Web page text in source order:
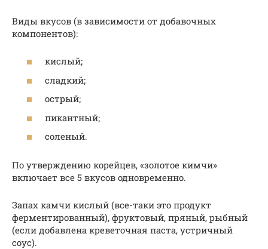
Виды вкусов (в зависимости от добавочных
компонентов):
кислый;
сладкий;
острый;
пикантный;
соленый.
По утверждению корейцев, «золотое кимчи»
включает все 5 вкусов одновременно.
Запах камчи кислый (все-таки это продукт
ферментированный), фруктовый, пряный, рыбный
(если добавлена креветочная паста, устричный
соус).